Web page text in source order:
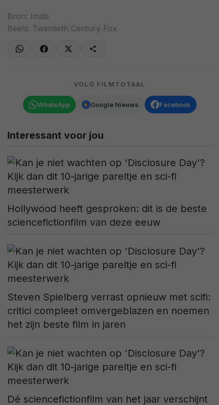
Bron: Imdb
Beeld: Twentieth Century Fox
VOLG FILMTOTAAL
WhatsApp Google Nieuws Facebook
Interessant voor jou
Hollywood heeft gesproken: dit is de beste
sciencefictionfilm van deze eeuw
Steven Spielberg verrast opnieuw met scifi:
critici compleet omvergeblazen en noemen
het zijn beste film in jaren
Dé sciencefictionfilm van het jaar verschijnt